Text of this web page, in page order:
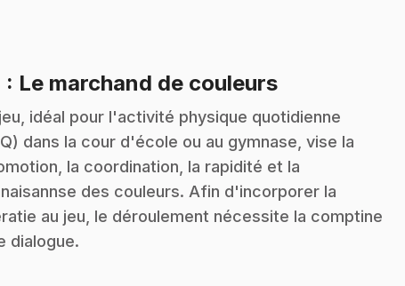
: Le marchand de couleurs.
idéal pour l'activité physique quotidienne
dans la cour d'école ou au gymnase, vise la
la coordination, la rapidité et la
des couleurs. Afin d'incorporer la
au jeu, le déroulement nécessite la comptine
dialogue.